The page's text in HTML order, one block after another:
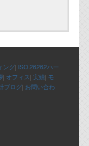
ング| ISO 26262ハー
| オフィス| 実績| モ
ブログ| お問い合わ